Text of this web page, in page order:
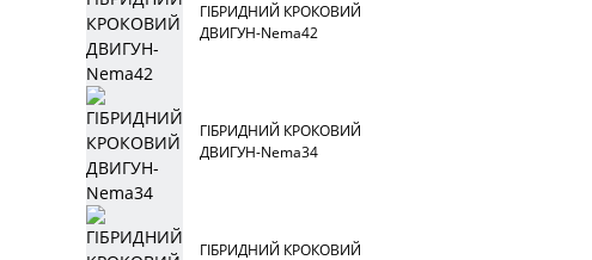
ГІБРИДНИЙ КРОКОВИЙ
ДВИГУН-Nema42
ГІБРИДНИЙ КРОКОВИЙ
ДВИГУН-Nema34
ГІБРИДНИЙ КРОКОВИЙ